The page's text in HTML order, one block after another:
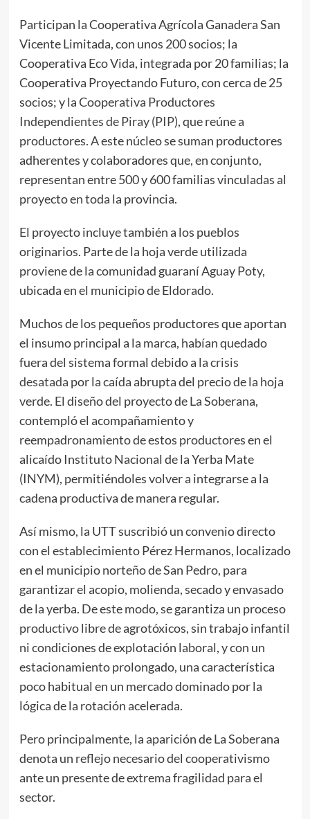
Participan la Cooperativa Agrícola Ganadera San
Vicente Limitada, con unos 200 socios; la
Cooperativa Eco Vida, integrada por 20 familias; la
Cooperativa Proyectando Futuro, con cerca de 25
socios; y la Cooperativa Productores
Independientes de Piray (PIP), que reúne a
productores. A este núcleo se suman productores
adherentes y colaboradores que, en conjunto,
representan entre 500 y 600 familias vinculadas al
proyecto en toda la provincia.
El proyecto incluye también a los pueblos
originarios. Parte de la hoja verde utilizada
proviene de la comunidad guaraní Aguay Poty,
ubicada en el municipio de Eldorado.
Muchos de los pequeños productores que aportan
el insumo principal a la marca, habían quedado
fuera del sistema formal debido a la crisis
desatada por la caída abrupta del precio de la hoja
verde. El diseño del proyecto de La Soberana,
contempló el acompañamiento y
reempadronamiento de estos productores en el
alicaído Instituto Nacional de la Yerba Mate
(INYM), permitiéndoles volver a integrarse a la
cadena productiva de manera regular.
Así mismo, la UTT suscribió un convenio directo
con el establecimiento Pérez Hermanos, localizado
en el municipio norteño de San Pedro, para
garantizar el acopio, molienda, secado y envasado
de la yerba. De este modo, se garantiza un proceso
productivo libre de agrotóxicos, sin trabajo infantil
ni condiciones de explotación laboral, y con un
estacionamiento prolongado, una característica
poco habitual en un mercado dominado por la
lógica de la rotación acelerada.
Pero principalmente, la aparición de La Soberana
denota un reflejo necesario del cooperativismo
ante un presente de extrema fragilidad para el
sector.